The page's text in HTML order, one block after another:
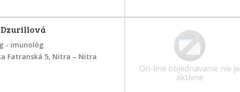
Dzurillová
- imunológ
Fatranská 5, Nitra – Nitra
On-line objednávanie nie je
aktívne